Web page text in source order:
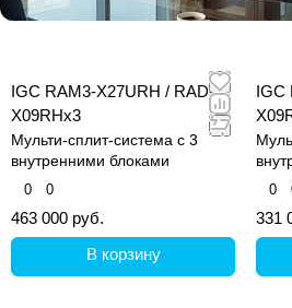
IGC RAM3-X27URH / RAD-
X09RHx3
Мульти-сплит-система с 3
внутренними блоками
0 0
463 000 руб.
В корзину
IGC
0
331